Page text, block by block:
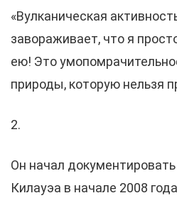
«Вулканическая
завораживает, что я
ею! Это
природы, которую нельзя
2.
Он начал
Килауэа в начале 2008